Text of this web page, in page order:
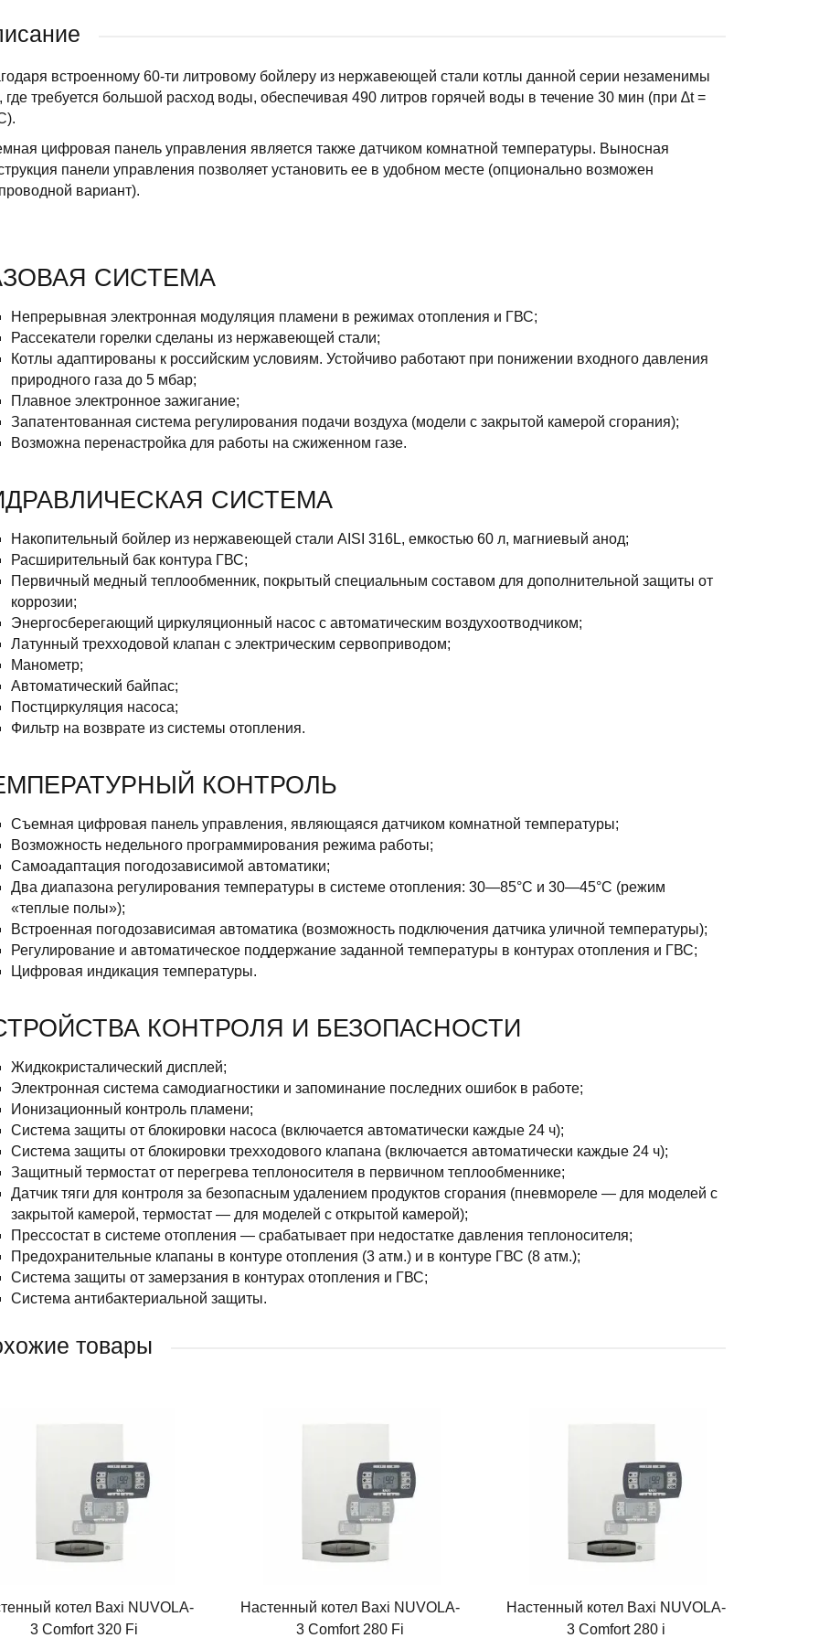
встроенному 60-ти литровому бойлеру из нержавеющей стали котлы данной серии незаменимы
где требуется большой расход воды, обеспечивая 490 литров горячей воды в течение 30 мин (при ∆t =
цифровая панель управления является также датчиком комнатной температуры. Выносная
панели управления позволяет установить ее в удобном месте (опционально возможен
вариант).
СИСТЕМА
Непрерывная электронная модуляция пламени в режимах отопления и ГВС;
Рассекатели горелки сделаны из нержавеющей стали;
Котлы адаптированы к российским условиям. Устойчиво работают при понижении входного давления
природного газа до 5 мбар;
Плавное электронное зажигание;
Запатентованная система регулирования подачи воздуха (модели с закрытой камерой сгорания);
Возможна перенастройка для работы на сжиженном газе.
СИСТЕМА
Накопительный бойлер из нержавеющей стали AISI 316L, емкостью 60 л, магниевый анод;
Расширительный бак контура ГВС;
Первичный медный теплообменник, покрытый специальным составом для дополнительной защиты от
коррозии;
Энергосберегающий циркуляционный насос с автоматическим воздухоотводчиком;
Латунный трехходовой клапан с электрическим сервоприводом;
Манометр;
Автоматический байпас;
Постциркуляция насоса;
Фильтр на возврате из системы отопления.
КОНТРОЛЬ
Съемная цифровая панель управления, являющаяся датчиком комнатной температуры;
Возможность недельного программирования режима работы;
Самоадаптация погодозависимой автоматики;
Два диапазона регулирования температуры в системе отопления: 30—85°С и 30—45°С (режим
«теплые полы»);
Встроенная погодозависимая автоматика (возможность подключения датчика уличной температуры);
Регулирование и автоматическое поддержание заданной температуры в контурах отопления и ГВС;
Цифровая индикация температуры.
КОНТРОЛЯ И БЕЗОПАСНОСТИ
Жидкокристалический дисплей;
Электронная система самодиагностики и запоминание последних ошибок в работе;
Ионизационный контроль пламени;
Система защиты от блокировки насоса (включается автоматически каждые 24 ч);
Система защиты от блокировки трехходового клапана (включается автоматически каждые 24 ч);
Защитный термостат от перегрева теплоносителя в первичном теплообменнике;
Датчик тяги для контроля за безопасным удалением продуктов сгорания (пневмореле — для моделей с
закрытой камерой, термостат — для моделей с открытой камерой);
Прессостат в системе отопления — срабатывает при недостатке давления теплоносителя;
Предохранительные клапаны в контуре отопления (3 атм.) и в контуре ГВС (8 атм.);
Система защиты от замерзания в контурах отопления и ГВС;
Система антибактериальной защиты.
товары
котел Baxi NUVOLA-
3 Comfort 320 Fi
Настенный котел Baxi NUVOLA-
3 Comfort 280 Fi
Настенный котел Baxi NUVOLA-
3 Comfort 280 i